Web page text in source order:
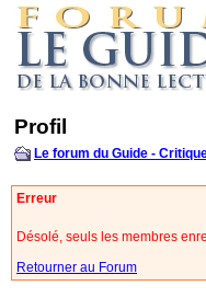
Profil
Le forum du Guide -
Erreur
Désolé, seuls les membres
Retourner au Forum